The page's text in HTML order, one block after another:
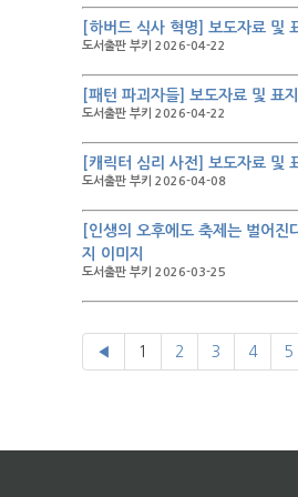
[하버드 식사 혁명] 보도자료 및
도서출판 부키 2026-04-22
[패턴 파괴자들] 보도자료 및 표
도서출판 부키 2026-04-22
[캐릭터 심리 사전] 보도자료 및
도서출판 부키 2026-04-08
[인생의 오후에도 축제는 벌어진
지 이미지
도서출판 부키 2026-03-25
◀ 1 2 3 4 5